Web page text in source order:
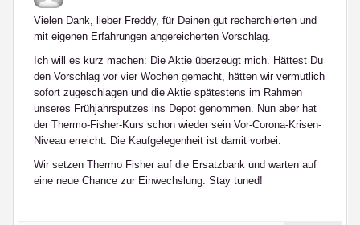
Vielen Dank, lieber Freddy, für Deinen gut recherchierten und
mit eigenen Erfahrungen angereicherten Vorschlag.
Ich will es kurz machen: Die Aktie überzeugt mich. Hättest Du
den Vorschlag vor vier Wochen gemacht, hätten wir vermutlich
sofort zugeschlagen und die Aktie spätestens im Rahmen
unseres Frühjahrsputzes ins Depot genommen. Nun aber hat
der Thermo-Fisher-Kurs schon wieder sein Vor-Corona-Krisen-
Niveau erreicht. Die Kaufgelegenheit ist damit vorbei.
Wir setzen Thermo Fisher auf die Ersatzbank und warten auf
eine neue Chance zur Einwechslung. Stay tuned!